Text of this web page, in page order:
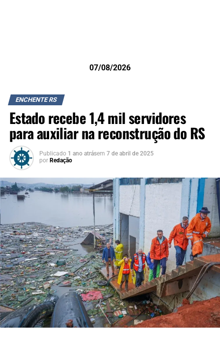
07/08/2026
ENCHENTE RS
Estado recebe 1,4 mil servidores
para auxiliar na reconstrução do RS
Publicado 1 ano atrásem 7 de abril de 2025
por Redação